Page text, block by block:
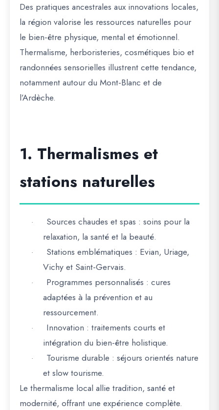
Des pratiques ancestrales aux innovations locales,
la région valorise les ressources naturelles pour
le bien-être physique, mental et émotionnel.
Thermalisme, herboristeries, cosmétiques bio et
randonnées sensorielles illustrent cette tendance,
notamment autour du Mont-Blanc et de
l’Ardèche.
1. Thermalismes et
stations naturelles
· Sources chaudes et spas : soins pour la
relaxation, la santé et la beauté.
· Stations emblématiques : Evian, Uriage,
Vichy et Saint-Gervais.
· Programmes personnalisés : cures
adaptées à la prévention et au
ressourcement.
· Innovation : traitements courts et
intégration du bien-être holistique.
· Tourisme durable : séjours orientés nature
et slow tourisme.
Le thermalisme local allie tradition, santé et
modernité, offrant une expérience complète.